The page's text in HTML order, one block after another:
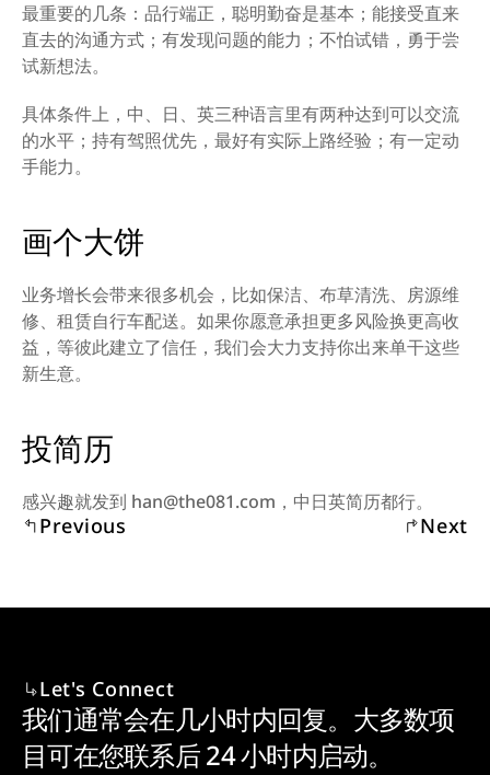
最重要的几条：品行端正，聪明勤奋是基本；能接受直来
直去的沟通方式；有发现问题的能力；不怕试错，勇于尝
试新想法。
具体条件上，中、日、英三种语言里有两种达到可以交流
的水平；持有驾照优先，最好有实际上路经验；有一定动
手能力。
画个大饼
业务增长会带来很多机会，比如保洁、布草清洗、房源维
修、租赁自行车配送。如果你愿意承担更多风险换更高收
益，等彼此建立了信任，我们会大力支持你出来单干这些
新生意。
投简历
感兴趣就发到 han@the081.com，中日英简历都行。
Previous Next
Let's Connect
我们通常会在几小时内回复。大多数项
目可在您联系后 24 小时内启动。